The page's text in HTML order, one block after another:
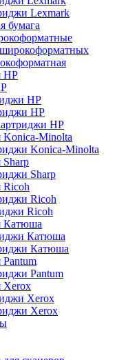
Lexmark
бумага
HP
HP
HP
HP
Minolta
Konica-Minolta
Sharp
Ricoh
Ricoh
Ricoh
Катюша
Катюша
Катюша
Pantum
Xerox
Xerox
Xerox